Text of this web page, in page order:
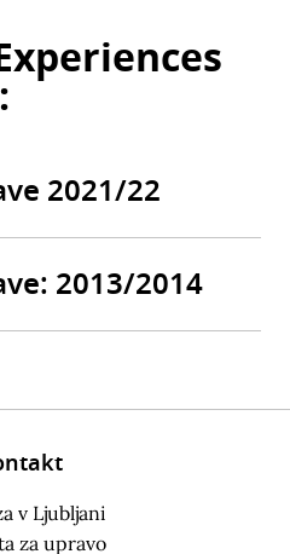
2021/22
2013/2014
v Ljubljani
za upravo